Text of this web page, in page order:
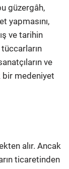
güzergâh,
yapmasını,
ve tarihin
ve
bir medeniyet
alır. Ancak
ticaretinden